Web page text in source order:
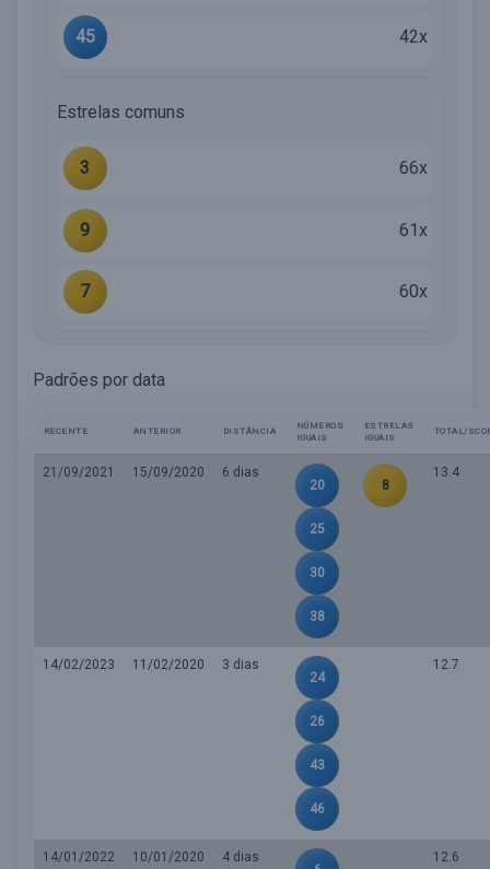
45 42x
Estrelas comuns
3 66x
9 61x
7 60x
Padrões por data
RECENTE ANTERIOR DISTÂNCIA
NÚMEROS
IGUAIS
ESTRELAS
IGUAIS
TOTAL/
21/09/2021 15/09/2020
6 dias
20
25
30
38
8
13.4
14/02/2023 11/02/2020
3 dias
24
26
43
46
12.7
14/01/2022 10/01/2020
4 dias
12.6